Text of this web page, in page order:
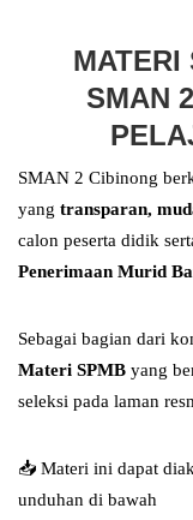
MATERI
SMAN
SMAN 2 Cibinong
yang transparan,
calon peserta didik
Penerimaan Murid
Sebagai bagian dari
Materi SPMB yang
seleksi pada laman
📥 Materi ini dapat
unduhan di bawah